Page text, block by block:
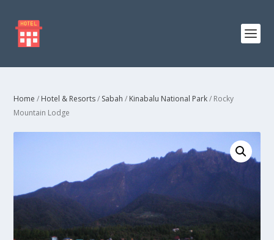
Home / Hotel & Resorts/ Sabah / Kinabalu National Park/ Rocky
Mountain Lodge